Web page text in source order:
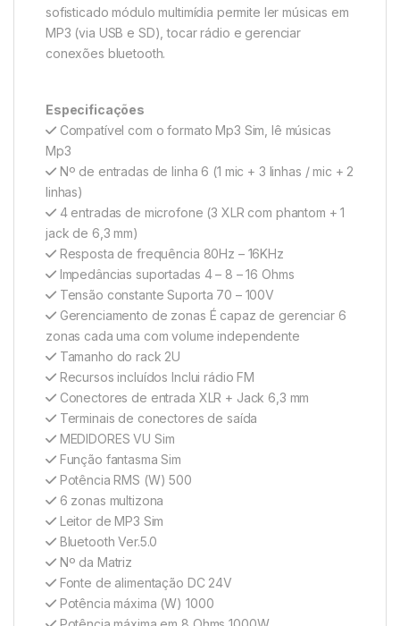
sofisticado módulo multimídia permite ler músicas em
MP3 (via USB e SD), tocar rádio e gerenciar
conexões bluetooth.
Especificações
Compatível com o formato Mp3 Sim, lê músicas
Mp3
Nº de entradas de linha 6 (1 mic + 3 linhas / mic + 2
linhas)
4 entradas de microfone (3 XLR com phantom + 1
jack de 6,3 mm)
Resposta de frequência 80Hz – 16KHz
Impedâncias suportadas 4 – 8 – 16 Ohms
Tensão constante Suporta 70 – 100V
Gerenciamento de zonas É capaz de gerenciar 6
zonas cada uma com volume independente
Tamanho do rack 2U
Recursos incluídos Inclui rádio FM
Conectores de entrada XLR + Jack 6,3 mm
Terminais de conectores de saída
MEDIDORES VU Sim
Função fantasma Sim
Potência RMS (W) 500
6 zonas multizona
Leitor de MP3 Sim
Bluetooth Ver.5.0
Nº da Matriz
Fonte de alimentação DC 24V
Potência máxima (W) 1000